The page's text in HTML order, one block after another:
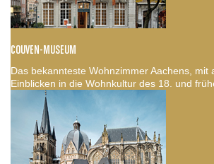
COUVEN-MUSEUM
Das bekannteste Wohnzimmer Aachens, mit
Einblicken in die Wohnkultur des 18. und